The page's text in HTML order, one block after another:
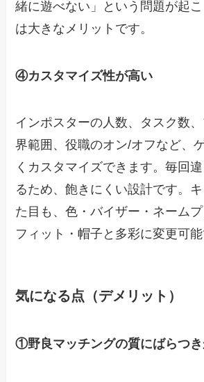
緒に遊べない」という問題が起
は大きなメリットです。
④カスタマイズ性が高い
インポスターの人数、タスク数
界範囲、役職のオン/オフなど、
くカスタマイズできます。毎回
るため、飽きにくい設計です。
た目も、色・バイザー・ネーム
フィット・帽子と多彩に変更可能
気になる点（デメリット）
①野良マッチングの質にばらつ